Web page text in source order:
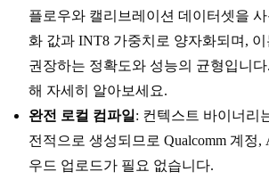
플로우와 캘리브레이션 데이터셋을
화 값과 INT8 가중치로 양자화되며, 이
권장하는 정확도와 성능의 균형입니다.
해 자세히 알아보세요.
완전 로컬 컴파일 : 컨텍스트 바이너리
전적으로 생성되므로 Qualcomm 계정
우드 업로드가 필요 없습니다.